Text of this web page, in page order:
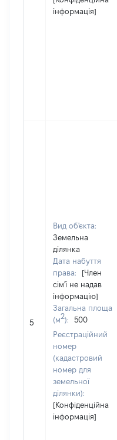
інформація]
5
Вид об'єкта:
Земельна
ділянка
Дата набуття
права:
[Член
сім'ї не надав
інформацію]
Загальна площа
(м2):
500
Реєстраційний
номер
(кадастровий
номер для
земельної
ділянки):
[Конфіденційна
інформація]